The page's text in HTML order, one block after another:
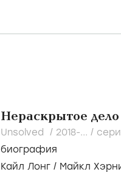
Нераскрытое дело
Unsolved / 2018-... /
биография
Кайл Лонг / Майкл